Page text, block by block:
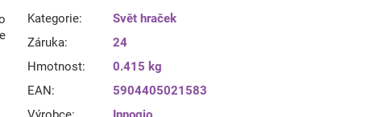
Kategorie:
Svět hraček
Záruka:
24
Hmotnost:
0.415 kg
EAN:
5904405021583